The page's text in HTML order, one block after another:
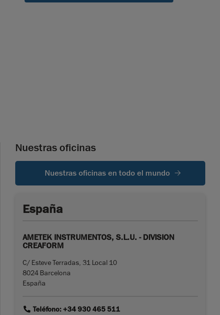
Nuestras oficinas
Nuestras oficinas en todo el mundo
España
AMETEK INSTRUMENTOS, S.L.U. - DIVISION
CREAFORM
C/ Esteve Terradas, 31 Local 10
8024 Barcelona
España
linkTeléfono: +34 930 465 511